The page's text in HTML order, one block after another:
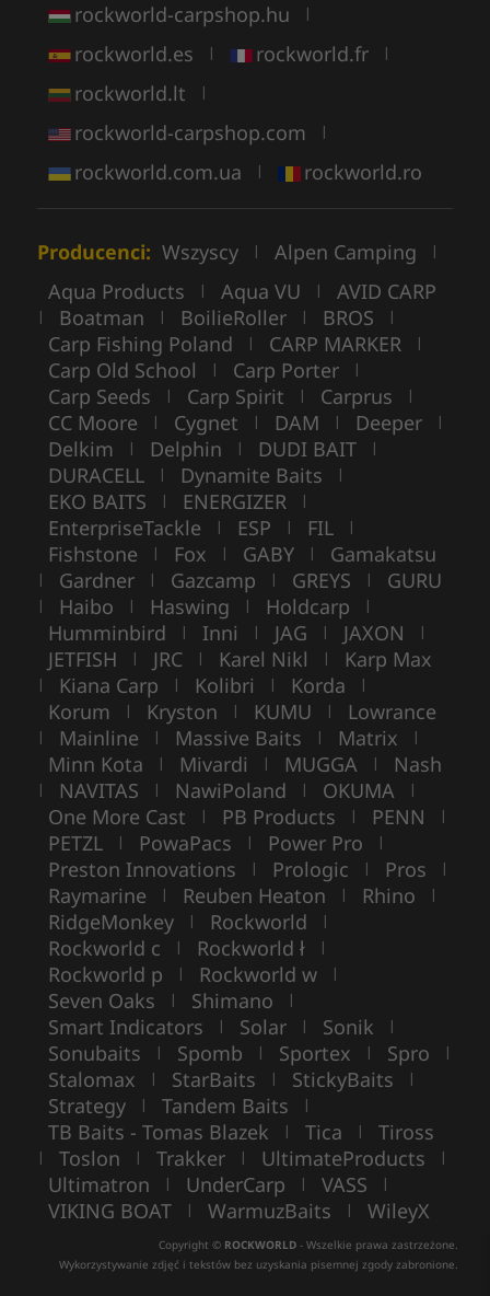
rockworld-carpshop.hu |
rockworld.es | rockworld.fr |
rockworld.lt |
rockworld-carpshop.com |
rockworld.com.ua | rockworld.ro
Producenci: Wszyscy | Alpen Camping |
Aqua Products | Aqua VU | AVID CARP
| Boatman | BoilieRoller | BROS |
Carp Fishing Poland | CARP MARKER |
Carp Old School | Carp Porter |
Carp Seeds | Carp Spirit | Carprus |
CC Moore | Cygnet | DAM | Deeper |
Delkim | Delphin | DUDI BAIT |
DURACELL | Dynamite Baits |
EKO BAITS | ENERGIZER |
EnterpriseTackle | ESP | FIL |
Fishstone | Fox | GABY | Gamakatsu
| Gardner | Gazcamp | GREYS | GURU
| Haibo | Haswing | Holdcarp |
Humminbird | Inni | JAG | JAXON |
JETFISH | JRC | Karel Nikl | Karp Max
| Kiana Carp | Kolibri | Korda |
Korum | Kryston | KUMU | Lowrance
| Mainline | Massive Baits | Matrix |
Minn Kota | Mivardi | MUGGA | Nash
| NAVITAS | NawiPoland | OKUMA |
One More Cast | PB Products | PENN |
PETZL | PowaPacs | Power Pro |
Preston Innovations | Prologic | Pros |
Raymarine | Reuben Heaton | Rhino |
RidgeMonkey | Rockworld |
Rockworld c | Rockworld ł |
Rockworld p | Rockworld w |
Seven Oaks | Shimano |
Smart Indicators | Solar | Sonik |
Sonubaits | Spomb | Sportex | Spro |
Stalomax | StarBaits | StickyBaits |
Strategy | Tandem Baits |
TB Baits - Tomas Blazek | Tica | Tiross
| Toslon | Trakker | UltimateProducts |
Ultimatron | UnderCarp | VASS |
VIKING BOAT | WarmuzBaits | WileyX
Copyright © ROCKWORLD - Wszelkie prawa zastrzeżone.
Wykorzystywanie zdjęć i tekstów bez uzyskania pisemnej zgody zabronione.